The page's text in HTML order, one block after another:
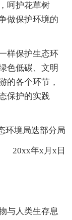
呵护花草树
做保护环境的
样保护生态环
色低碳、文明
的各个环节，
保护的实践
境局迭部分局
20xx年x月x日
与人类生存息